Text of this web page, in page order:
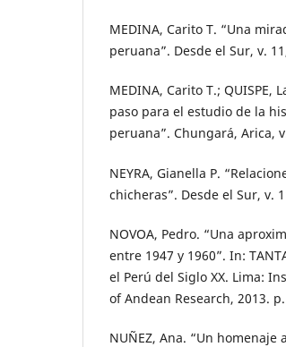
MEDINA, Carito T. “Una
peruana”. Desde el Sur, v.
MEDINA, Carito T.;
paso para el estudio de la
peruana”. Chungará, Arica,
NEYRA, Gianella P.
chicheras”. Desde el Sur, v.
NOVOA, Pedro. “Una
entre 1947 y 1960”. In:
el Perú del Siglo XX. Lima:
of Andean Research, 2013.
NUÑEZ, Ana. “Un homenaje